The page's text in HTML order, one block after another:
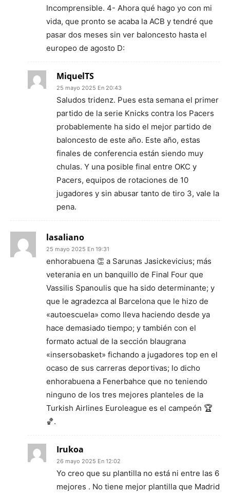
Incomprensible. 4- Ahora qué hago yo con mi
vida, que pronto se acaba la ACB y tendré que
pasar dos meses sin ver baloncesto hasta el
europeo de agosto D:
MiquelTS
25 mayo 2025 En 20:43
Saludos tridenz. Pues esta semana el primer
partido de la serie Knicks contra los Pacers
probablemente ha sido el mejor partido de
baloncesto de este año. Este año, estas
finales de conferencia están siendo muy
chulas. Y una posible final entre OKC y
Pacers, equipos de rotaciones de 10
jugadores y sin abusar tanto de tiro 3, vale la
pena.
lasaliano
25 mayo 2025 En 19:31
enhorabuena 👏 a Sarunas Jasickevicius; más
veterania en un banquillo de Final Four que
Vassilis Spanoulis que ha sido determinante; y
que le agradezca al Barcelona que le hizo de
«autoescuela» como lleva haciendo desde ya
hace demasiado tiempo; y también con el
formato actual de la sección blaugrana
«insersobasket» fichando a jugadores top en el
ocaso de sus carreras deportivas; lo dicho
enhorabuena a Fenerbahce que no teniendo
ninguno de los tres mejores planteles de la
Turkish Airlines Euroleague es el campeón 🏆
🏀.
Irukoa
26 mayo 2025 En 12:02
Yo creo que su plantilla no está ni entre las 6
mejores . No tiene mejor plantilla que Madrid